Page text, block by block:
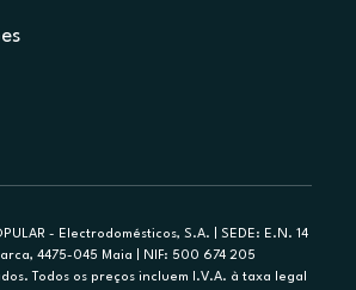
- Electrodomésticos, S.A. | SEDE: E.N. 14
4475-045 Maia | NIF: 500 674 205
Todos os preços incluem I.V.A. à taxa legal